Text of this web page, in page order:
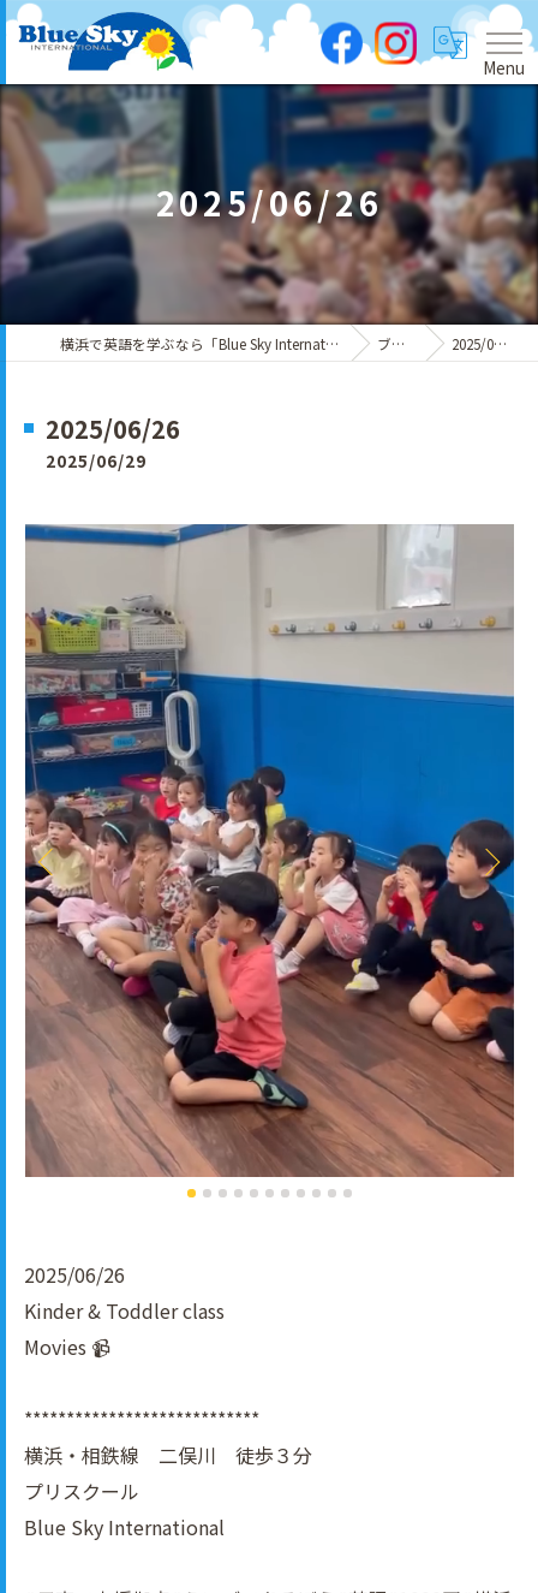
Menu
2025/06/26
横浜で英語を学ぶなら「Blue Sky International」 ブログ 2025/06/26
2025/06/26
2025/06/29
2025/06/26
Kinder & Toddler class
Movies 📹
****************************
横浜・相鉄線 二俣川 徒歩３分
プリスクール
Blue Sky International